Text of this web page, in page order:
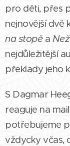
pro děti, přes
nejnovější dvě
na stopěa
nejdůležitější
překlady jeho
S Dagmar
reaguje na
potřebujeme
vždycky včas,